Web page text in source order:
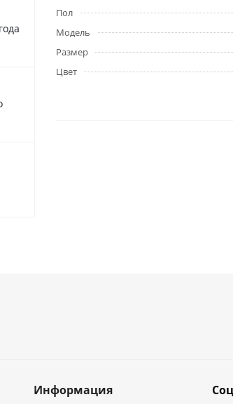
Пол
Модель
Размер
Цвет
Информация